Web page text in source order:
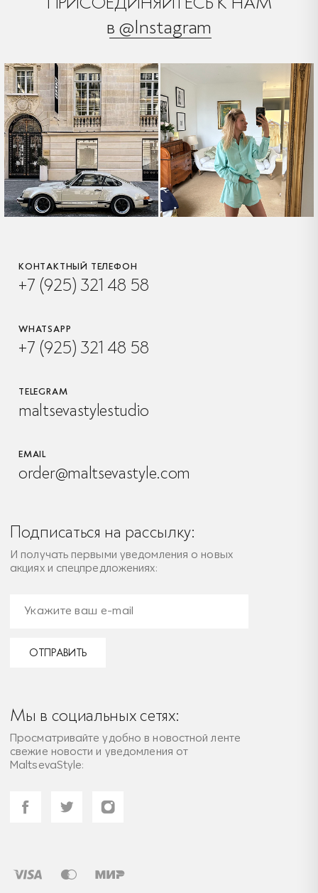
в @Instagram
КОНТАКТНЫЙ ТЕЛЕФОН
+7 (925) 321 48 58
WHATSAPP
+7 (925) 321 48 58
TELEGRAM
maltsevastylestudio
EMAIL
order@maltsevastyle.com
Подписаться на рассылку:
И получать первыми уведомления о новых
акциях и спецпредложениях:
ОТПРАВИТЬ
Мы в социальных сетях:
Просматривайте удобно в новостной ленте
свежие новости и уведомления от
MaltsevaStyle: